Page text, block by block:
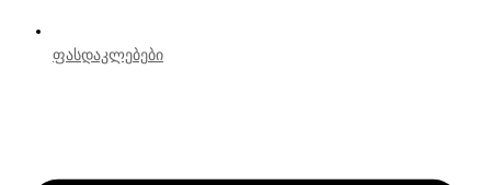
ფასდაკლებები